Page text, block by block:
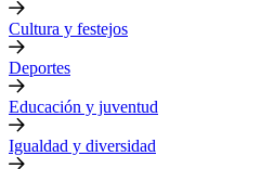
Cultura y festejos
Deportes
Educación y juventud
Igualdad y diversidad